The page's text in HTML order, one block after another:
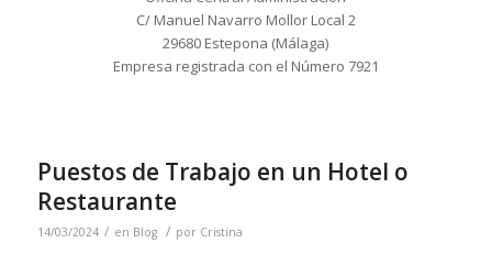
C/ Manuel Navarro Mollor Local 2
29680 Estepona (Málaga)
Empresa registrada con el Número 7921
Puestos de Trabajo en un Hotel o
Restaurante
14/03/2024 / en Blog / por Cristina